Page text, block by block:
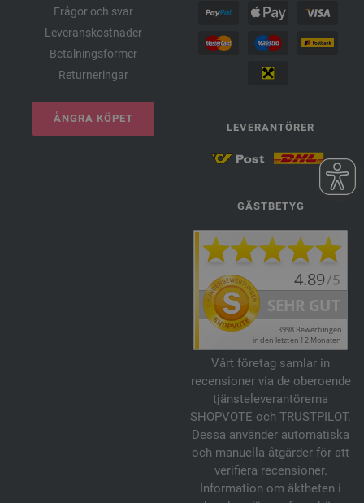
Frågor och svar
Leveranskostnader
Betalningsformer
Returneringar
ÅNGRA KÖPET
LEVERANTÖRER
GÄSTBETYG
Vårt företag samlar in
recensioner via de oberoende
tjänsteleverantörerna
SHOPVOTE och TRUSTPILOT.
Dessa använder automatiska
och manuella åtgärder för att
verifiera recensioner.
Information om äktheten i